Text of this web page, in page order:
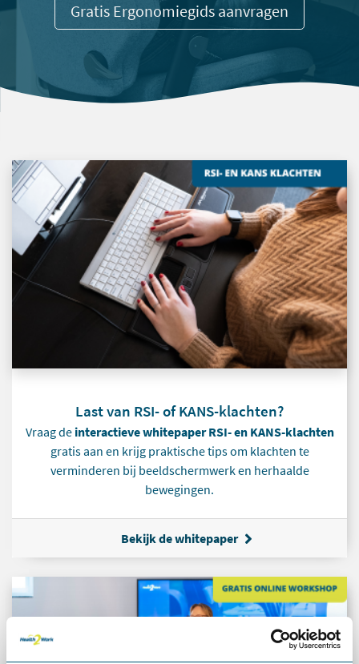
Gratis Ergonomiegids aanvragen
Last van RSI- of KANS-klachten?
Vraag de interactieve whitepaper RSI- en KANS-klachten
gratis aan en krijg praktische tips om klachten te
verminderen bij beeldschermwerk en herhaalde
bewegingen.
Bekijk de whitepaper